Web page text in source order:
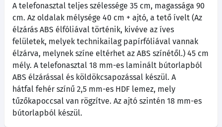
A telefonasztal teljes szélessége 35 cm, magassága 90
cm. Az oldalak mélysége 40 cm + ajtó, a tető ívelt (Az
élzárás ABS élfóliával történik, kivéve az íves
felületek, melyek technikailag papírfóliával vannak
élzárva, melynek színe eltérhet az ABS színétől.) 45 cm
mély. A telefonasztal 18 mm-es laminált bútorlapból
ABS élzárással és köldökcsapozással készül. A
hátfal fehér színű 2,5 mm-es HDF lemez, mely
tűzőkapoccsal van rögzítve. Az ajtó szintén 18 mm-es
bútorlapból készül.